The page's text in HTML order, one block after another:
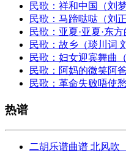
民歌：祥和中国（刘
民歌：马蹄哒哒（刘
民歌：亚夏·亚夏·东
民歌：故乡（琰川词
民歌：妇女迎宾舞曲
民歌：阿妈的微笑阿
民歌：革命失败唔使
热谱
二胡乐谱曲谱 北风吹